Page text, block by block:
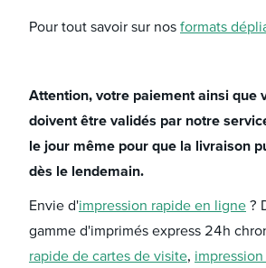
Pour tout savoir sur nos formats
Attention, votre paiement ainsi que
doivent être validés par notre
le jour même pour que la livraison
dès le lendemain.
Envie d'impression rapide en ligne ?
gamme d'imprimés express 24h
rapide de cartes de visite,